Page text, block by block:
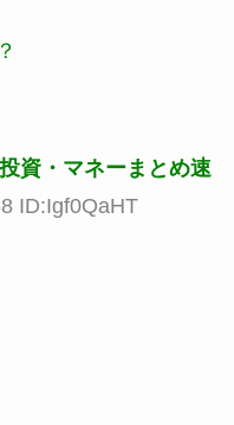
資・マネーまとめ速
ID:Igf0QaHT